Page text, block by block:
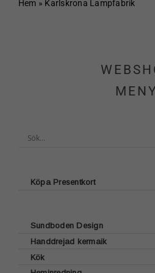
Hem
Schakt & Svets
Kundvagn
Hem » Karlskrona Lampfabrik
MENY
Köpa Presentkort
Sundboden Design
Glasunderlägg
Brickor
Handdrejad kermaik
Kök